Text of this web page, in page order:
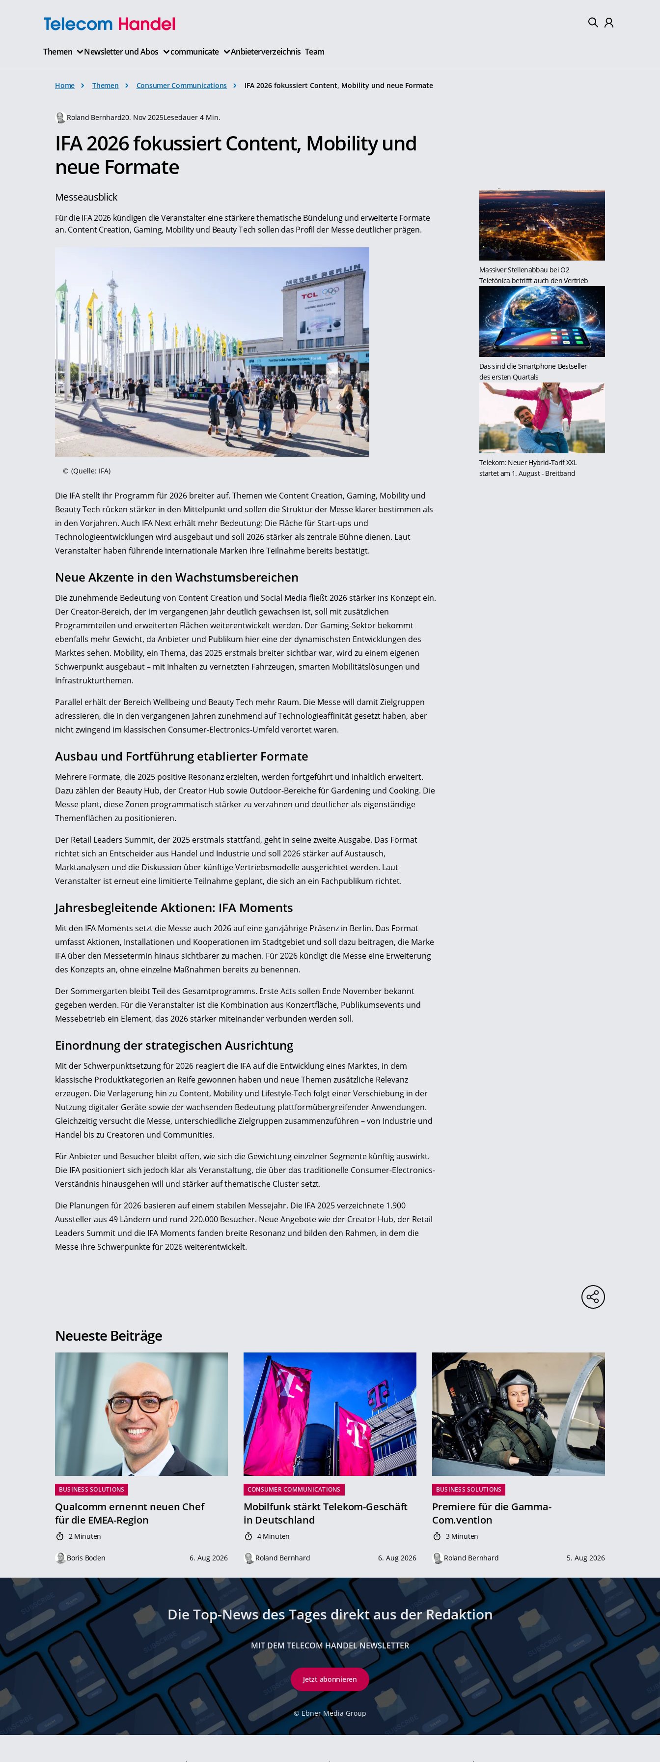
Themen Newsletter und Abos communicate Anbieterverzeichnis Team
Home Themen Consumer Communications IFA 2026 fokussiert Content, Mobility und neue Formate
Roland Bernhard20. Nov 2025Lesedauer 4 Min.
IFA 2026 fokussiert Content, Mobility und
neue Formate
Messeausblick
Für die IFA 2026 kündigen die Veranstalter eine stärkere thematische Bündelung und erweiterte Formate
an. Content Creation, Gaming, Mobility und Beauty Tech sollen das Profil der Messe deutlicher prägen.
© (Quelle: IFA)
Die IFA stellt ihr Programm für 2026 breiter auf. Themen wie Content Creation, Gaming, Mobility und
Beauty Tech rücken stärker in den Mittelpunkt und sollen die Struktur der Messe klarer bestimmen als
in den Vorjahren. Auch IFA Next erhält mehr Bedeutung: Die Fläche für Start-ups und
Technologieentwicklungen wird ausgebaut und soll 2026 stärker als zentrale Bühne dienen. Laut
Veranstalter haben führende internationale Marken ihre Teilnahme bereits bestätigt.
Neue Akzente in den Wachstumsbereichen
Die zunehmende Bedeutung von Content Creation und Social Media fließt 2026 stärker ins Konzept ein.
Der Creator-Bereich, der im vergangenen Jahr deutlich gewachsen ist, soll mit zusätzlichen
Programmteilen und erweiterten Flächen weiterentwickelt werden. Der Gaming-Sektor bekommt
ebenfalls mehr Gewicht, da Anbieter und Publikum hier eine der dynamischsten Entwicklungen des
Marktes sehen. Mobility, ein Thema, das 2025 erstmals breiter sichtbar war, wird zu einem eigenen
Schwerpunkt ausgebaut – mit Inhalten zu vernetzten Fahrzeugen, smarten Mobilitätslösungen und
Infrastrukturthemen.
Parallel erhält der Bereich Wellbeing und Beauty Tech mehr Raum. Die Messe will damit Zielgruppen
adressieren, die in den vergangenen Jahren zunehmend auf Technologieaffinität gesetzt haben, aber
nicht zwingend im klassischen Consumer-Electronics-Umfeld verortet waren.
Ausbau und Fortführung etablierter Formate
Mehrere Formate, die 2025 positive Resonanz erzielten, werden fortgeführt und inhaltlich erweitert.
Dazu zählen der Beauty Hub, der Creator Hub sowie Outdoor-Bereiche für Gardening und Cooking. Die
Messe plant, diese Zonen programmatisch stärker zu verzahnen und deutlicher als eigenständige
Themenflächen zu positionieren.
Der Retail Leaders Summit, der 2025 erstmals stattfand, geht in seine zweite Ausgabe. Das Format
richtet sich an Entscheider aus Handel und Industrie und soll 2026 stärker auf Austausch,
Marktanalysen und die Diskussion über künftige Vertriebsmodelle ausgerichtet werden. Laut
Veranstalter ist erneut eine limitierte Teilnahme geplant, die sich an ein Fachpublikum richtet.
Jahresbegleitende Aktionen: IFA Moments
Mit den IFA Moments setzt die Messe auch 2026 auf eine ganzjährige Präsenz in Berlin. Das Format
umfasst Aktionen, Installationen und Kooperationen im Stadtgebiet und soll dazu beitragen, die Marke
IFA über den Messetermin hinaus sichtbarer zu machen. Für 2026 kündigt die Messe eine Erweiterung
des Konzepts an, ohne einzelne Maßnahmen bereits zu benennen.
Der Sommergarten bleibt Teil des Gesamtprogramms. Erste Acts sollen Ende November bekannt
gegeben werden. Für die Veranstalter ist die Kombination aus Konzertfläche, Publikumsevents und
Messebetrieb ein Element, das 2026 stärker miteinander verbunden werden soll.
Einordnung der strategischen Ausrichtung
Mit der Schwerpunktsetzung für 2026 reagiert die IFA auf die Entwicklung eines Marktes, in dem
klassische Produktkategorien an Reife gewonnen haben und neue Themen zusätzliche Relevanz
erzeugen. Die Verlagerung hin zu Content, Mobility und Lifestyle-Tech folgt einer Verschiebung in der
Nutzung digitaler Geräte sowie der wachsenden Bedeutung plattformübergreifender Anwendungen.
Gleichzeitig versucht die Messe, unterschiedliche Zielgruppen zusammenzuführen – von Industrie und
Handel bis zu Creatoren und Communities.
Für Anbieter und Besucher bleibt offen, wie sich die Gewichtung einzelner Segmente künftig auswirkt.
Die IFA positioniert sich jedoch klar als Veranstaltung, die über das traditionelle Consumer-Electronics-
Verständnis hinausgehen will und stärker auf thematische Cluster setzt.
Die Planungen für 2026 basieren auf einem stabilen Messejahr. Die IFA 2025 verzeichnete 1.900
Aussteller aus 49 Ländern und rund 220.000 Besucher. Neue Angebote wie der Creator Hub, der Retail
Leaders Summit und die IFA Moments fanden breite Resonanz und bilden den Rahmen, in dem die
Messe ihre Schwerpunkte für 2026 weiterentwickelt.
DAS KÖNNTE SIE AUCH INTERESSIEREN:
Massiver Stellenabbau bei O2
Telefónica betrifft auch den Vertrieb
Das sind die Smartphone-Bestseller
des ersten Quartals
Telekom: Neuer Hybrid-Tarif XXL
startet am 1. August- Breitband
Neueste Beiträge
BUSINESS SOLUTIONS
Qualcomm ernennt neuen Chef
für die EMEA-Region
2 Minuten
Boris Boden 6. Aug 2026
CONSUMER COMMUNICATIONS
Mobilfunk stärkt Telekom-Geschäft
in Deutschland
4 Minuten
Roland Bernhard 6. Aug 2026
BUSINESS SOLUTIONS
Premiere für die Gamma-
Com.vention
3 Minuten
Roland Bernhard 5. Aug 2026
Die Top-News des Tages direkt aus der Redaktion
MIT DEM TELECOM HANDEL NEWSLETTER
Jetzt abonnieren
© Ebner Media Group